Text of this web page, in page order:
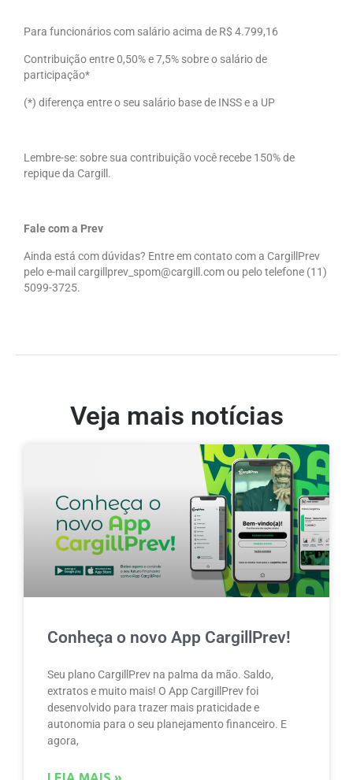
Para funcionários com salário acima de R$ 4.799,16
Contribuição entre 0,50% e 7,5% sobre o salário de
participação*
(*) diferença entre o seu salário base de INSS e a UP
Lembre-se: sobre sua contribuição você recebe 150% de
repique da Cargill.
Fale com a Prev
Ainda está com dúvidas? Entre em contato com a CargillPrev
pelo e-mail cargillprev_spom@cargill.com ou pelo telefone (11)
5099-3725.
Veja mais notícias
Conheça o novo App CargillPrev!
Seu plano CargillPrev na palma da mão. Saldo,
extratos e muito mais! O App CargillPrev foi
desenvolvido para trazer mais praticidade e
autonomia para o seu planejamento financeiro. E
agora,